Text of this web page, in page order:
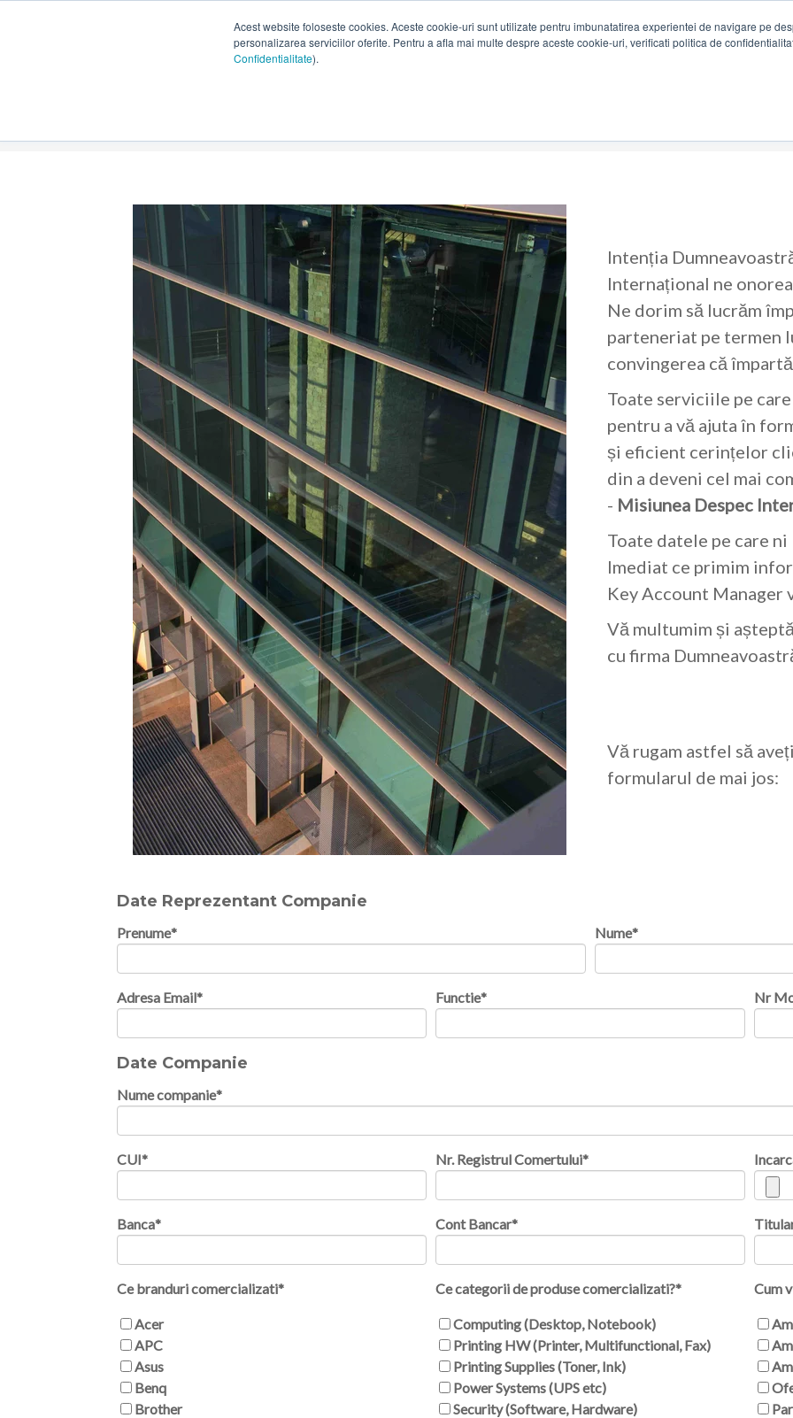
Acest website foloseste cookies. Aceste cookie-uri sunt utilizate pentru imbunatatirea experientei de navigare pe
personalizarea serviciilor oferite. Pentru a afla mai multe despre aceste cookie-uri, verificati politica de
Confidentialitate).
Intenția
Internațional ne
Ne dorim să lucrăm
parteneriat pe termen
convingerea că
Toate serviciile pe
pentru a vă ajuta în
și eficient cerințelor
din a deveni cel mai
- Misiunea Despec
Toate datele pe care
Imediat ce primim
Key Account Manager
Vă multumim și
cu firma
Vă rugam astfel să
formularul de mai jos:
Date Reprezentant Companie
Prenume* Nume*
Adresa Email* Functie* Nr
Date Companie
Nume companie*
CUI* Nr. Registrul Comertului*
Banca* Cont Bancar*
Ce branduri comercializati*
Acer
APC
Asus
Benq
Brother
Ce categorii de produse comercializati?*
Computing (Desktop, Notebook)
Printing HW (Printer, Multifunctional, Fax)
Printing Supplies (Toner, Ink)
Power Systems (UPS etc)
Security (Software, Hardware)
Cum